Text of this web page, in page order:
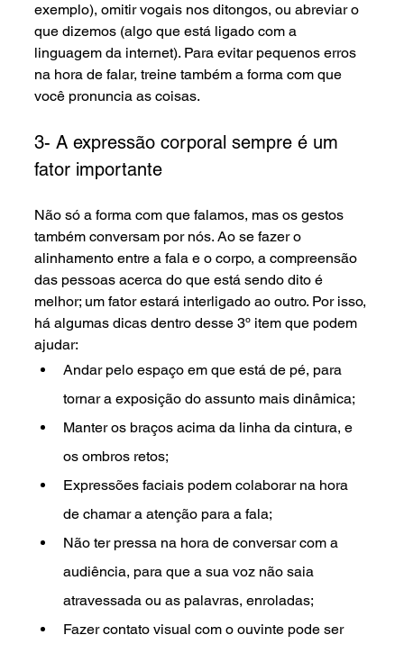
exemplo), omitir vogais nos ditongos, ou abreviar o
que dizemos (algo que está ligado com a
linguagem da internet). Para evitar pequenos erros
na hora de falar, treine também a forma com que
você pronuncia as coisas.
3- A expressão corporal sempre é um
fator importante
Não só a forma com que falamos, mas os gestos
também conversam por nós. Ao se fazer o
alinhamento entre a fala e o corpo, a compreensão
das pessoas acerca do que está sendo dito é
melhor; um fator estará interligado ao outro. Por isso,
há algumas dicas dentro desse 3º item que podem
ajudar:
Andar pelo espaço em que está de pé, para
tornar a exposição do assunto mais dinâmica;
Manter os braços acima da linha da cintura, e
os ombros retos;
Expressões faciais podem colaborar na hora
de chamar a atenção para a fala;
Não ter pressa na hora de conversar com a
audiência, para que a sua voz não saia
atravessada ou as palavras, enroladas;
Fazer contato visual com o ouvinte pode ser